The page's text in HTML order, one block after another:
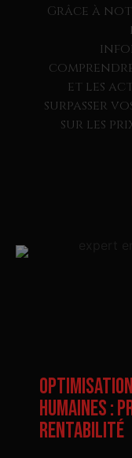
Grâce à
et les
surpasser
sur les
Humaines :
Rentabilité